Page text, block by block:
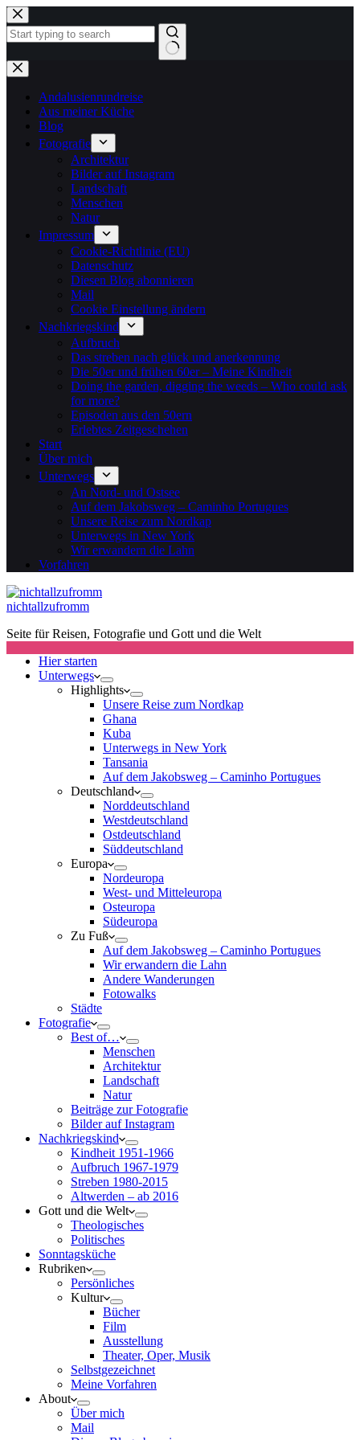
Zum
Inhalt
springen
Keine
Ergebnisse
Andalusienrundreise
Aus meiner Küche
Blog
Fotografie
Architektur
Bilder auf Instagram
Landschaft
Menschen
Natur
Impressum
Cookie-Richtlinie (EU)
Datenschutz
Diesen Blog abonnieren
Mail
Cookie Einstellung ändern
Nachkriegskind
Aufbruch
Das streben nach glück und anerkennung
Die 50er und frühen 60er – Meine Kindheit
Doing the garden, digging the weeds – Who could ask
for more?
Episoden aus den 50ern
Erlebtes Zeitgeschehen
Start
Über mich
Unterwegs
An Nord- und Ostsee
Auf dem Jakobsweg – Caminho Portugues
Unsere Reise zum Nordkap
Unterwegs in New York
Wir erwandern die Lahn
Vorfahren
nichtallzufromm
Seite für Reisen, Fotografie und Gott und die Welt
Hier starten
Unterwegs
Highlights
Unsere Reise zum Nordkap
Ghana
Kuba
Unterwegs in New York
Tansania
Auf dem Jakobsweg – Caminho Portugues
Deutschland
Norddeutschland
Westdeutschland
Ostdeutschland
Süddeutschland
Europa
Nordeuropa
West- und Mitteleuropa
Osteuropa
Südeuropa
Zu Fuß
Auf dem Jakobsweg – Caminho Portugues
Wir erwandern die Lahn
Andere Wanderungen
Fotowalks
Städte
Fotografie
Best of…
Menschen
Architektur
Landschaft
Natur
Beiträge zur Fotografie
Bilder auf Instagram
Nachkriegskind
Kindheit 1951-1966
Aufbruch 1967-1979
Streben 1980-2015
Altwerden – ab 2016
Gott und die Welt
Theologisches
Politisches
Sonntagsküche
Rubriken
Persönliches
Kultur
Bücher
Film
Ausstellung
Theater, Oper, Musik
Selbstgezeichnet
Meine Vorfahren
About
Über mich
Mail